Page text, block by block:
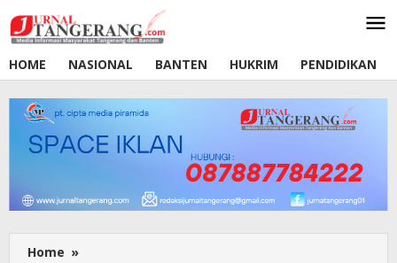
ke
konten
HOME
NASIONAL BANTEN HUKRIM PENDIDIKAN
Home »